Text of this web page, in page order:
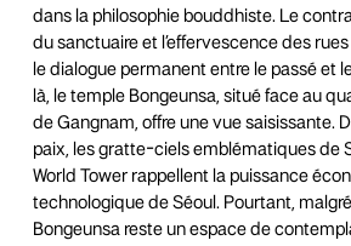
dans la philosophie bouddhiste. Le
du sanctuaire et l’effervescence des
le dialogue permanent entre le passé et
là, le temple Bongeunsa, situé face au
de Gangnam, offre une vue saisissante.
paix, les gratte-ciels emblématiques de
World Tower rappellent la puissance
technologique de Séoul. Pourtant,
Bongeunsa reste un espace de